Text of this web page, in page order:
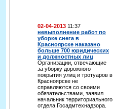
02-04-2013 11:37
невыполнение работ по
уборке снега в
Красноярске наказано
больше 700 юридических
и должностных лиц
Организации, отвечающие
за уборку дорожного
покрытия улиц и тротуаров в
Красноярске не
справляются со своими
обязательствами, заявил
начальник территориального
отдела Госадмтехнадзора.